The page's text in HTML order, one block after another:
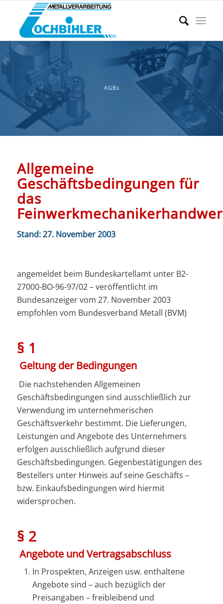
AGBs
Allgemeine
Geschäftsbedingungen für
das
Stand: 27. November 2003
angemeldet beim Bundeskartellamt unter B2-
27000-BO-96-97/02 – veröffentlicht im
Bundesanzeiger vom 27. November 2003
empfohlen vom Bundesverband Metall (BVM)
§ 1
Geltung der Bedingungen
Die nachstehenden Allgemeinen
Geschäftsbedingungen sind ausschließlich zur
Verwendung im unternehmerischen
Geschäftsverkehr bestimmt. Die Lieferungen,
Leistungen und Angebote des Unternehmers
erfolgen ausschließlich aufgrund dieser
Geschäftsbedingungen. Gegenbestätigungen des
Bestellers unter Hinweis auf seine Geschäfts –
bzw. Einkaufsbedingungen wird hiermit
widersprochen.
§ 2
Angebote und Vertragsabschluss
In Prospekten, Anzeigen usw. enthaltene
Angebote sind – auch bezüglich der
Preisangaben – freibleibend und